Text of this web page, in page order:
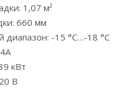
1,07 м²
660 мм
диапазон: -15 °C…-18 °C
кВт
В